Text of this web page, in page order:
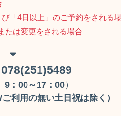
「4日以上」のご予約をされる
たは変更をされる場合
：00～17：00）
利用の無い土日祝は除く）